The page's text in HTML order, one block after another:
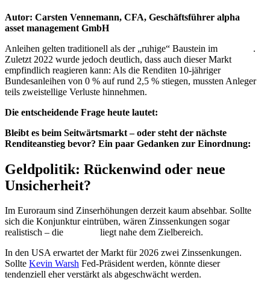
Autor: Carsten Vennemann, CFA, Geschäftsführer alpha
asset management GmbH
Anleihen gelten traditionell als der „ruhige“ Baustein im
.
Zuletzt 2022 wurde jedoch deutlich, dass auch dieser Markt
empfindlich reagieren kann: Als die Renditen 10-jähriger
Bundesanleihen von 0 % auf rund 2,5 % stiegen, mussten Anleger
teils zweistellige Verluste hinnehmen.
Die entscheidende Frage heute lautet:
Bleibt es beim Seitwärtsmarkt – oder steht der nächste
Renditeanstieg bevor? Ein paar Gedanken zur Einordnung:
Geldpolitik: Rückenwind oder neue
Unsicherheit?
Im Euroraum sind Zinserhöhungen derzeit kaum absehbar. Sollte
sich die Konjunktur eintrüben, wären Zinssenkungen sogar
realistisch – die
liegt nahe dem Zielbereich.
In den USA erwartet der Markt für 2026 zwei Zinssenkungen.
Sollte Kevin Warsh Fed-Präsident werden, könnte dieser
tendenziell eher verstärkt als abgeschwächt werden.